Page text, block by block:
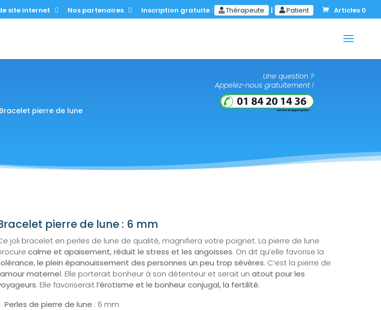
site internet Nos partenaires Inscription gratuite : Thérapeute | Patient Articles 0
Bracelet pierre de lune
Une question ?
Appelez-nous gratuitement !
pierre de lune : 6 mm
joli bracelet en perles de lune de qualité, magnifiera votre poignet. La pierre de lune
calme et apaisement, réduit le stress et les angoisses. On dit qu’elle favorise la
le plein épanouissement des personnes un peu trop sévères. C’est la pierre de
amour maternel. Elle porterait bonheur à son détenteur et serait unatout pour les
Elle favoriseraitl’érotisme et le bonheur conjugal, la fertilité.
Perles de pierre de lune : 6 mm